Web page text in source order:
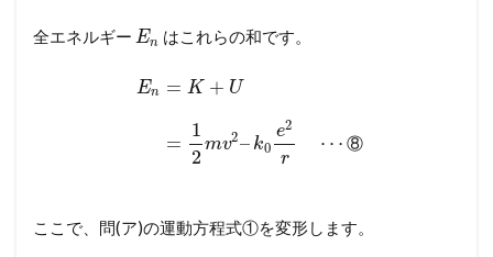
全エネルギー En はこれらの和です。
En = K + U
=
1
2
mv2– k0
e2
r
⋯ ⑧
ここで、問(ア)の運動方程式①を変形します。